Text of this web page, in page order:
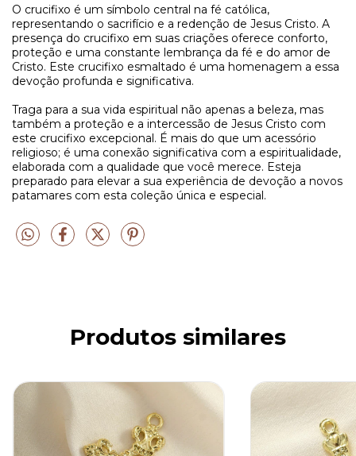
O crucifixo é um símbolo central na fé católica,
representando o sacrifício e a redenção de Jesus Cristo. A
presença do crucifixo em suas criações oferece conforto,
proteção e uma constante lembrança da fé e do amor de
Cristo. Este crucifixo esmaltado é uma homenagem a essa
devoção profunda e significativa.
Traga para a sua vida espiritual não apenas a beleza, mas
também a proteção e a intercessão de Jesus Cristo com
este crucifixo excepcional. É mais do que um acessório
religioso; é uma conexão significativa com a espiritualidade,
elaborada com a qualidade que você merece. Esteja
preparado para elevar a sua experiência de devoção a novos
patamares com esta coleção única e especial.
Produtos similares